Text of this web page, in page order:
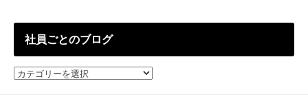
社員ごとのブログ
社